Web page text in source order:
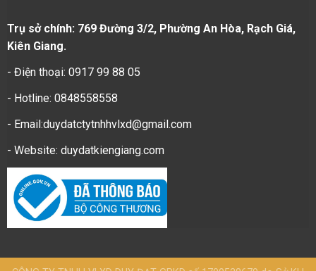
Trụ sở chính: 769 Đường 3/2, Phường An Hòa, Rạch Giá,
Kiên Giang.
- Điện thoại: 0917 99 88 05
- Hotline: 0848558558
- Email:duydatctytnhhvlxd@gmail.com
- Website: duydatkiengiang.com